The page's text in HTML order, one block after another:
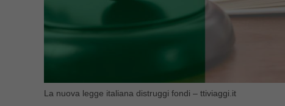
La nuova legge italiana distruggi fondi – ttiviaggi.it